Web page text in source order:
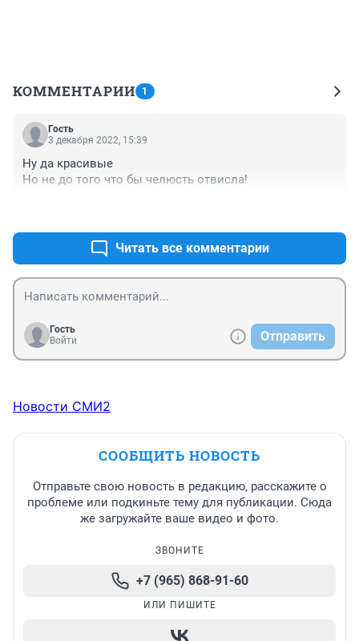
КОММЕНТАРИИ 1
Гость
3 декабря 2022, 15:39
Ну да красивые
Но не до того что бы челюсть отвисла!
Читать все комментарии
Гость
Войти
Отправить
Новости СМИ2
СООБЩИТЬ НОВОСТЬ
Отправьте свою новость в редакцию, расскажите о
проблеме или подкиньте тему для публикации. Сюда
же загружайте ваше видео и фото.
ЗВОНИТЕ
+7 (965) 868-91-60
ИЛИ ПИШИТЕ